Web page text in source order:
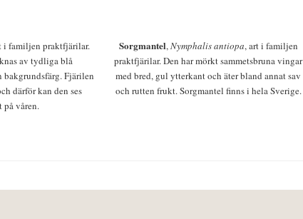
i familjen praktfjärilar.
av tydliga blå
bakgrundsfärg. Fjärilen
därför kan den ses
våren.
Sorgmantel,Nymphalis antiopa, art i familjen
praktfjärilar. Den har mörkt sammetsbruna vingar
med bred, gul ytterkant och äter bland annat sav
och rutten frukt. Sorgmantel finns i hela Sverige.